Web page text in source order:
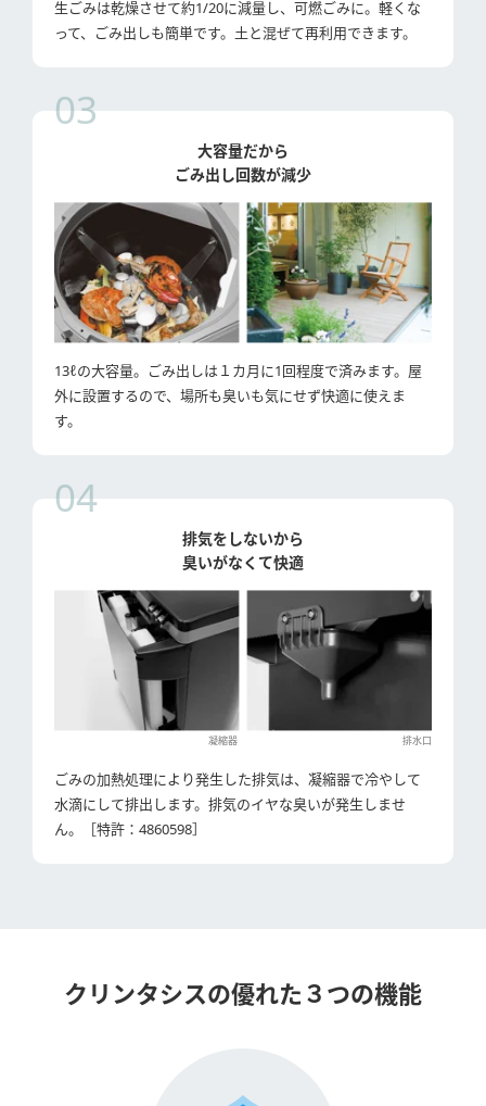
生ごみは乾燥させて約1/20に減量し、可燃ごみに。軽くな
って、ごみ出しも簡単です。土と混ぜて再利用できます。
03
大容量だから
ごみ出し回数が減少
13ℓの大容量。ごみ出しは１カ月に1回程度で済みます。屋
外に設置するので、場所も臭いも気にせず快適に使えま
す。
04
排気をしないから
臭いがなくて快適
凝縮器 排水口
ごみの加熱処理により発生した排気は、凝縮器で冷やして
水滴にして排出します。排気のイヤな臭いが発生しませ
ん。［特許：4860598］
クリンタシスの優れた３つの機能